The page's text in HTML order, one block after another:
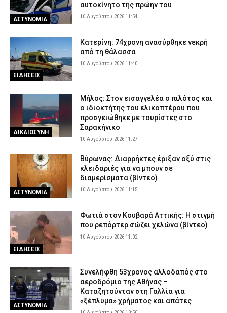
ΑΣΤΥΝΟΜΙΑ
αυτοκίνητο της πρώην του
10 Αυγούστου 2026 11:54
ΕΙΔΗΣΕΙΣ
Κατερίνη: 74χρονη ανασύρθηκε νεκρή
από τη θάλασσα
10 Αυγούστου 2026 11:40
ΔΙΚΑΙΟΣΥΝΗ
Μήλος: Στον εισαγγελέα ο πιλότος και
ο ιδιοκτήτης του ελικοπτέρου που
προσγειώθηκε με τουρίστες στο
Σαρακήνικο
10 Αυγούστου 2026 11:27
ΑΣΤΥΝΟΜΙΑ
Βύρωνας: Διαρρήκτες έριξαν οξύ στις
κλειδαριές για να μπουν σε
διαμερίσματα (βίντεο)
10 Αυγούστου 2026 11:15
ΕΙΔΗΣΕΙΣ
Φωτιά στον Κουβαρά Αττικής: Η στιγμή
που ρεπόρτερ σώζει χελώνα (βίντεο)
10 Αυγούστου 2026 11:02
ΑΣΤΥΝΟΜΙΑ
Συνελήφθη 53χρονος αλλοδαπός στο
αεροδρόμιο της Αθήνας –
Καταζητούνταν στη Γαλλία για
«ξέπλυμα» χρήματος και απάτες